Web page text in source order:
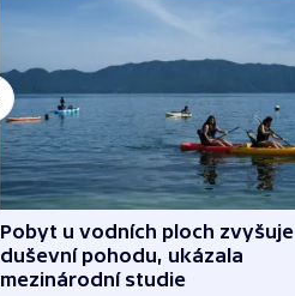
Pobyt u vodních ploch zvyšuje
duševní pohodu, ukázala
mezinárodní studie